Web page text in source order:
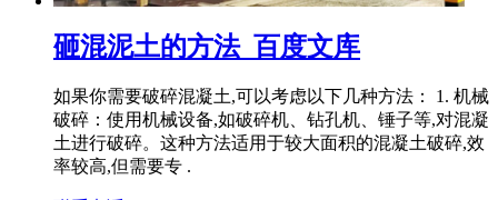
砸混泥土的方法_百度文库
如果你需要破碎混凝土,可以考虑以下几种方法： 1. 机械
破碎：使用机械设备,如破碎机、钻孔机、锤子等,对混凝
土进行破碎。这种方法适用于较大面积的混凝土破碎,效
率较高,但需要专 .